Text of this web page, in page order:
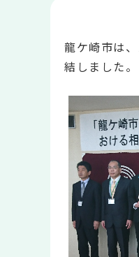
龍ケ崎市は
結しました。